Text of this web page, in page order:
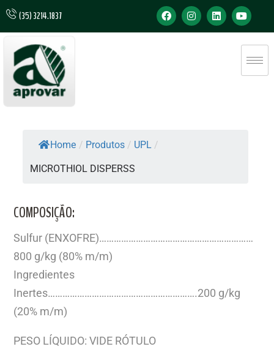
(35) 3214.1837
Home / Produtos / UPL /
MICROTHIOL DISPERSS
COMPOSIÇÃO:
Sulfur (ENXOFRE)………………………………………………………
800 g/kg (80% m/m)
Ingredientes
Inertes…………………………………………………….200 g/kg
(20% m/m)
PESO LÍQUIDO: VIDE RÓTULO